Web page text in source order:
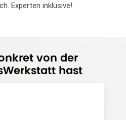
Experten inklusive!
von der
hast